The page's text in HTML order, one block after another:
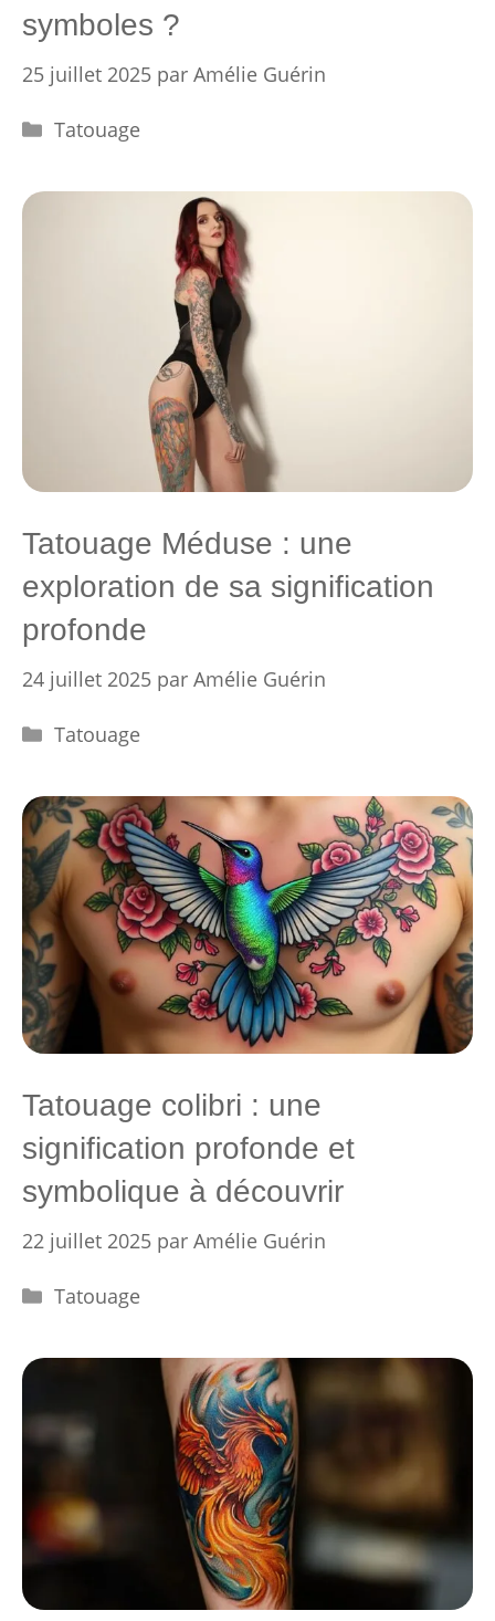
symboles ?
25 juillet 2025 par Amélie Guérin
Catégories
Tatouage
Tatouage Méduse : une
exploration de sa signification
profonde
24 juillet 2025 par Amélie Guérin
Catégories
Tatouage
Tatouage colibri : une
signification profonde et
symbolique à découvrir
22 juillet 2025 par Amélie Guérin
Catégories
Tatouage